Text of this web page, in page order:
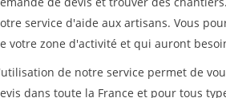
service d'aide aux artisans. Vous
votre zone d'activité et qui auront
de notre service permet de
dans toute la France et pour tous